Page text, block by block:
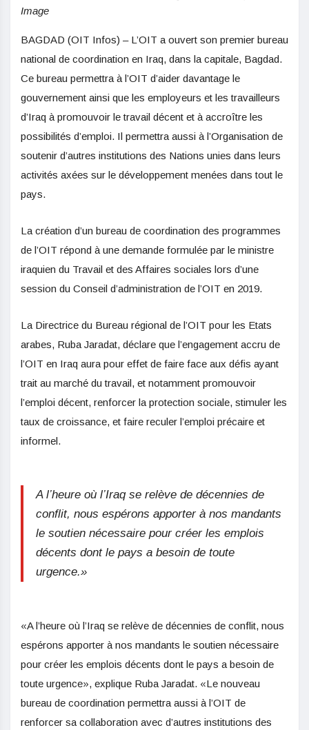
Image
BAGDAD (OIT Infos) – L’OIT a ouvert son premier bureau
national de coordination en Iraq, dans la capitale, Bagdad.
Ce bureau permettra à l’OIT d’aider davantage le
gouvernement ainsi que les employeurs et les travailleurs
d’Iraq à promouvoir le travail décent et à accroître les
possibilités d’emploi. Il permettra aussi à l’Organisation de
soutenir d’autres institutions des Nations unies dans leurs
activités axées sur le développement menées dans tout le
pays.
La création d’un bureau de coordination des programmes
de l’OIT répond à une demande formulée par le ministre
iraquien du Travail et des Affaires sociales lors d’une
session du Conseil d’administration de l’OIT en 2019.
La Directrice du Bureau régional de l’OIT pour les Etats
arabes, Ruba Jaradat, déclare que l’engagement accru de
l’OIT en Iraq aura pour effet de faire face aux défis ayant
trait au marché du travail, et notamment promouvoir
l’emploi décent, renforcer la protection sociale, stimuler les
taux de croissance, et faire reculer l’emploi précaire et
informel.
A l’heure où l’Iraq se relève de décennies de
conflit, nous espérons apporter à nos mandants
le soutien nécessaire pour créer les emplois
décents dont le pays a besoin de toute
urgence.»
«A l’heure où l’Iraq se relève de décennies de conflit, nous
espérons apporter à nos mandants le soutien nécessaire
pour créer les emplois décents dont le pays a besoin de
toute urgence», explique Ruba Jaradat. «Le nouveau
bureau de coordination permettra aussi à l’OIT de
renforcer sa collaboration avec d’autres institutions des